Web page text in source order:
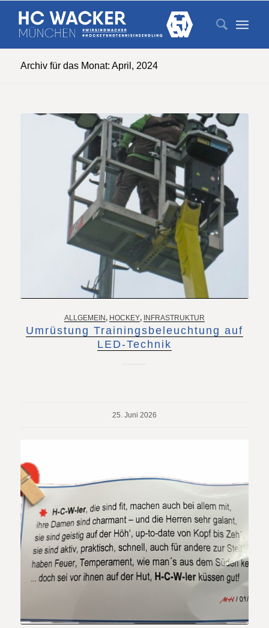
Archiv für das Monat: April, 2024
ALLGEMEIN, HOCKEY, INFRASTRUKTUR
Umrüstung Trainingsbeleuchtung auf
LED-Technik
25. Juni 2026